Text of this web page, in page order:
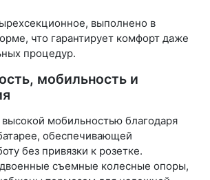
выполнено в
что гарантирует комфорт даже
процедур.
мобильность и
мобильностью благодаря
обеспечивающей
без привязки к розетке.
съемные колесные опоры,